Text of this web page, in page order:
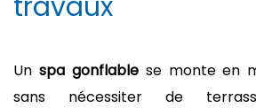
Un spa gonflablese monte en
sans nécessiter de